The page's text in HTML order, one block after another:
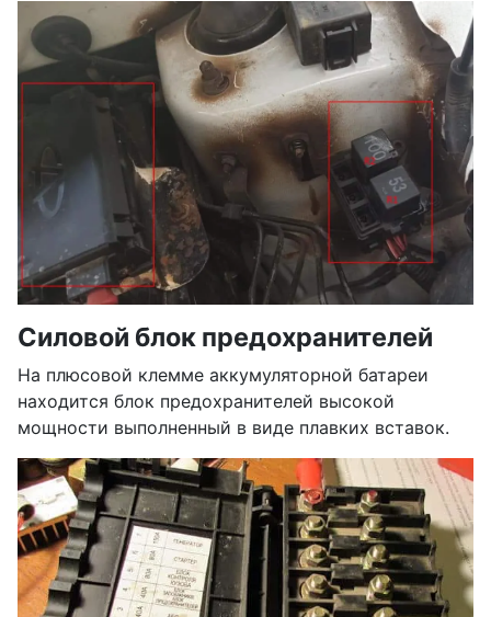
Силовой блок предохранителей
На плюсовой клемме аккумуляторной батареи
находится блок предохранителей высокой
мощности выполненный в виде плавких вставок.